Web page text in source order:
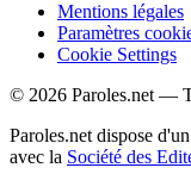
Mentions légales
Paramètres
Cookie Settings
© 2026 Paroles.net —
Paroles.net dispose
avec la Société des